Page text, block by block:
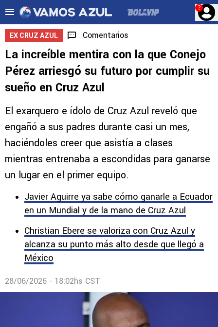
?
EX CRUZ AZUL Comentarios
La increíble mentira con la que Conejo
Pérez arriesgó su futuro por cumplir su
sueño en Cruz Azul
El exarquero e ídolo de Cruz Azul reveló que
engañó a sus padres durante casi un mes,
haciéndoles creer que asistía a clases
mientras entrenaba a escondidas para ganarse
un lugar en el primer equipo.
Javier Aguirre ya sabe cómo ganarle a Ecuador
en un Mundial y de la mano de Cruz Azul
Christian Ebere se valoriza con Cruz Azul y
alcanza su punto más alto desde que llegó a
México
28/06/2026 - 18:02hs CST